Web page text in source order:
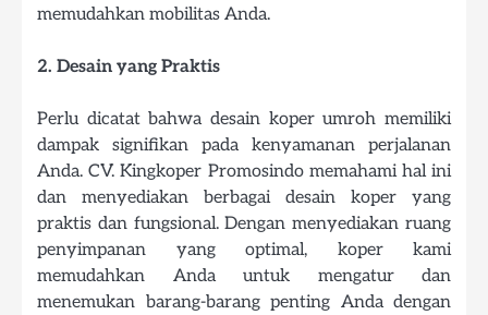
memudahkan mobilitas Anda.
2. Desain yang Praktis
Perlu dicatat bahwa desain koper umroh memiliki
dampak signifikan pada kenyamanan perjalanan
Anda. CV. Kingkoper Promosindo memahami hal ini
dan menyediakan berbagai desain koper yang
praktis dan fungsional. Dengan menyediakan ruang
penyimpanan yang optimal, koper kami
memudahkan Anda untuk mengatur dan
menemukan barang-barang penting Anda dengan